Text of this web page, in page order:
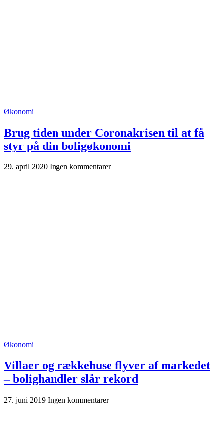
Økonomi
Brug tiden under Coronakrisen til at få
styr på din boligøkonomi
29. april 2020 Ingen kommentarer
Økonomi
Villaer og rækkehuse flyver af markedet
– bolighandler slår rekord
27. juni 2019 Ingen kommentarer